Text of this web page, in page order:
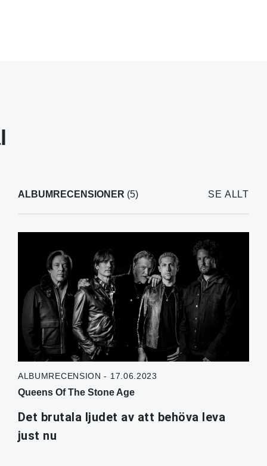
ALBUMRECENSIONER (5) SE ALLT
ALBUMRECENSION - 17.06.2023
Queens Of The Stone Age
Det brutala ljudet av att behöva leva
just nu